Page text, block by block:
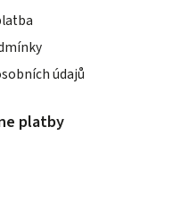
údajů
platby